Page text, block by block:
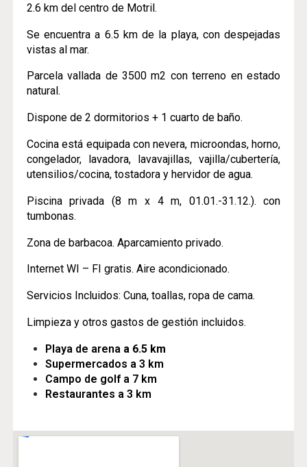
2.6 km del centro de Motril.
Se encuentra a 6.5 km de la playa, con despejadas
vistas al mar.
Parcela vallada de 3500 m2 con terreno en estado
natural.
Dispone de 2 dormitorios + 1 cuarto de baño.
Cocina está equipada con nevera, microondas, horno,
congelador, lavadora, lavavajillas, vajilla/cubertería,
utensilios/cocina, tostadora y hervidor de agua.
Piscina privada (8 m x 4 m, 01.01.-31.12.). con
tumbonas.
Zona de barbacoa. Aparcamiento privado.
Internet WI – FI gratis. Aire acondicionado.
Servicios Incluidos: Cuna, toallas, ropa de cama.
Limpieza y otros gastos de gestión incluidos.
Playa de arena a 6.5 km
Supermercados a 3 km
Campo de golf a 7 km
Restaurantes a 3 km